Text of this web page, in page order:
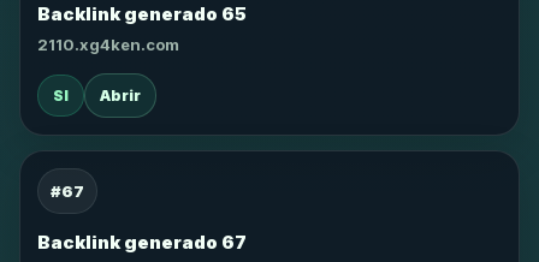
Backlink generado 65
2110.xg4ken.com
SI Abrir
#67
Backlink generado 67